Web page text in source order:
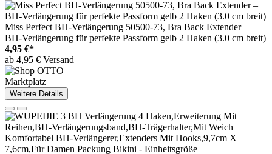
Miss Perfect BH-Verlängerung 50500-73, Bra Back Extender –
BH-Verlängerung für perfekte Passform gelb 2 Haken (3.0 cm breit)
4,95 €*
ab 4,95 € Versand
Marktplatz
Weitere Details